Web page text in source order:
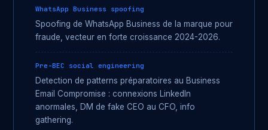
WhatsApp Business spoofing
Spoofing de WhatsApp Business de la marque pour
fraude, vecteur en forte croissance 2024-2026.
Pre-BEC social engineering
Detection de patterns préparatoires au Business
Email Compromise : connexions LinkedIn
anormales, DM de fake CEO au CFO, info
gathering.